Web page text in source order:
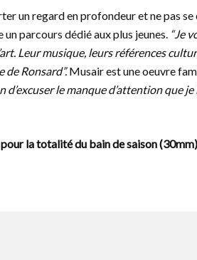
un regard en profondeur et ne pas
parcours dédié aux plus jeunes. “Je
Leur musique, leurs références
de Ronsard”.Musair est une oeuvre
d’excuser le manque d’attention que
la totalité du bain de saison (30mm)